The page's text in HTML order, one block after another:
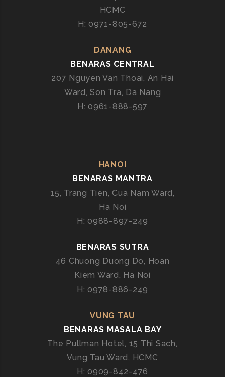
T
Ạ
–
B
A
S
S
U
HCMC
H: 0971-805-672
DANANG
BENARAS CENTRAL
207 Nguyen Van Thoai, An Hai
Ward, Son Tra, Da Nang
H: 0961-888-597
HANOI
BENARAS MANTRA
15, Trang Tien, Cua Nam Ward,
Ha Noi
H: 0988-897-249
BENARAS SUTRA
46 Chuong Duong Do, Hoan
Kiem Ward, Ha Noi
H: 0978-886-249
VUNG TAU
BENARAS MASALA BAY
The Pullman Hotel, 15 Thi Sach,
Vung Tau Ward, HCMC
H: 0909-842-476